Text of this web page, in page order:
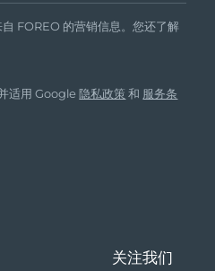
FOREO 的营销信息。您还了解
适用 Google隐私政策 和 服务条
关注我们